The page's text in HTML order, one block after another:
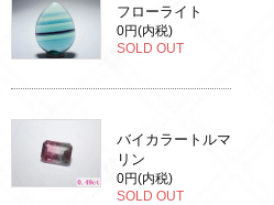
フローライト
0円(内税)
SOLD OUT
バイカラートルマ
リン
0円(内税)
SOLD OUT